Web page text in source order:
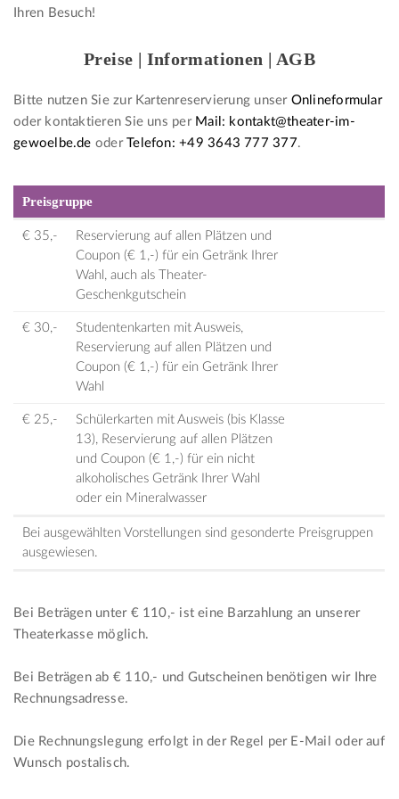
Ihren Besuch!
Preise | Informationen | AGB
Bitte nutzen Sie zur Kartenreservierung unser Onlineformular
oder kontaktieren Sie uns per Mail: kontakt@theater-im-
gewoelbe.de oderTelefon: +49 3643 777 377.
Preisgruppe
€ 35,-
Reservierung auf allen Plätzen und
Coupon (€ 1,-) für ein Getränk Ihrer
Wahl, auch als Theater-
Geschenkgutschein
€ 30,-
Studentenkarten mit Ausweis,
Reservierung auf allen Plätzen und
Coupon (€ 1,-) für ein Getränk Ihrer
Wahl
€ 25,-
Schülerkarten mit Ausweis (bis Klasse
13), Reservierung auf allen Plätzen
und Coupon (€ 1,-) für ein nicht
alkoholisches Getränk Ihrer Wahl
oder ein Mineralwasser
Bei ausgewählten Vorstellungen sind gesonderte Preisgruppen
ausgewiesen.
Bei Beträgen unter € 110,- ist eine Barzahlung an unserer
Theaterkasse möglich.
Bei Beträgen ab € 110,- und Gutscheinen benötigen wir Ihre
Rechnungsadresse.
Die Rechnungslegung erfolgt in der Regel per E-Mail oder auf
Wunsch postalisch.